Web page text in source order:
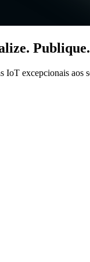
Publique.
IoT excepcionais aos